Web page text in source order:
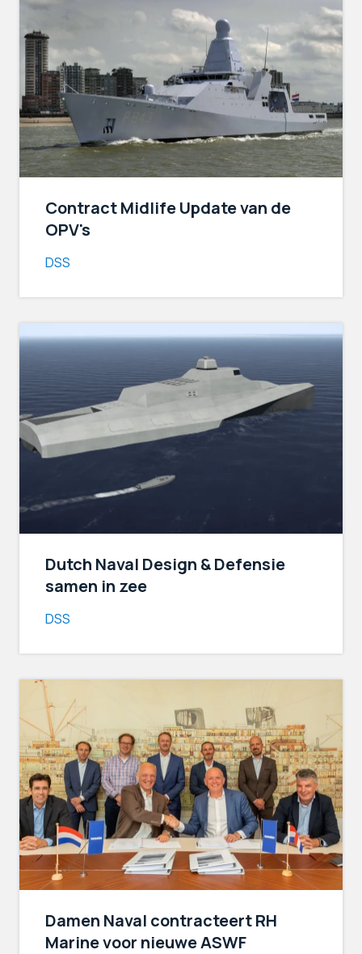
Contract Midlife Update van de
OPV's
DSS
Dutch Naval Design & Defensie
samen in zee
DSS
Damen Naval contracteert RH
Marine voor nieuwe ASWF